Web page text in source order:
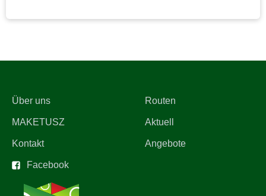
Über uns
MAKETUSZ
Kontakt
Routen
Aktuell
Angebote
Facebook